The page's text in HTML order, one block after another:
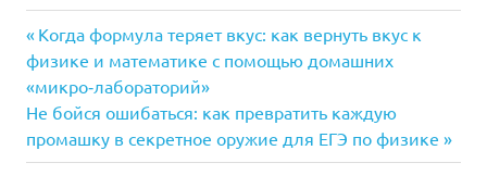
Навигация
по
записям
Предыдущая
запись:
Когда формула теряет вкус: как вернуть вкус к
физике и математике с помощью домашних
«микро‑лабораторий»
Следующая
запись:
Не бойся ошибаться: как превратить каждую
промашку в секретное оружие для ЕГЭ по физике